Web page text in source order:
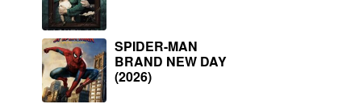
SPIDER-MAN
BRAND NEW DAY
(2026)